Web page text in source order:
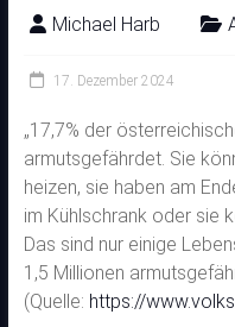
Michael Harb
17. Dezember 2024
„17,7% der
armutsgefährdet. Sie
heizen, sie haben am
im Kühlschrank oder sie
Das sind nur einige
1,5 Millionen
(Quelle: https://